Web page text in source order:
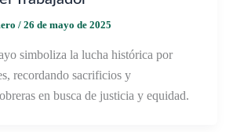
/ 26 de mayo de 2025
simboliza la lucha histórica por
recordando sacrificios y
en busca de justicia y equidad.